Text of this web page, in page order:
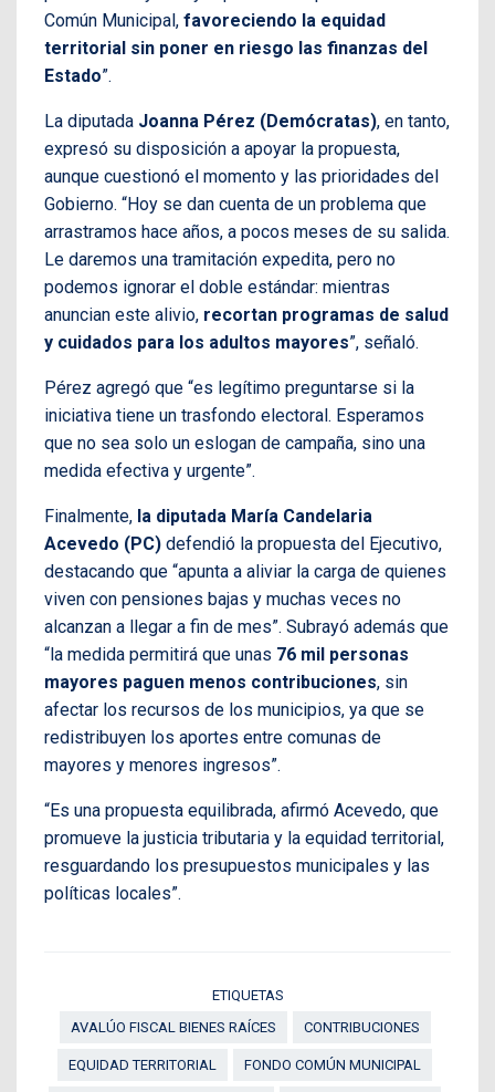
Común Municipal, favoreciendo la equidad
territorial sin poner en riesgo las finanzas del
Estado”.
La diputada Joanna Pérez (Demócratas), en tanto,
expresó su disposición a apoyar la propuesta,
aunque cuestionó el momento y las prioridades del
Gobierno. “Hoy se dan cuenta de un problema que
arrastramos hace años, a pocos meses de su salida.
Le daremos una tramitación expedita, pero no
podemos ignorar el doble estándar: mientras
anuncian este alivio, recortan programas de salud
y cuidados para los adultos mayores”, señaló.
Pérez agregó que “es legítimo preguntarse si la
iniciativa tiene un trasfondo electoral. Esperamos
que no sea solo un eslogan de campaña, sino una
medida efectiva y urgente”.
Finalmente, la diputada María Candelaria
Acevedo (PC) defendió la propuesta del Ejecutivo,
destacando que “apunta a aliviar la carga de quienes
viven con pensiones bajas y muchas veces no
alcanzan a llegar a fin de mes”. Subrayó además que
“la medida permitirá que unas 76 mil personas
mayores paguen menos contribuciones, sin
afectar los recursos de los municipios, ya que se
redistribuyen los aportes entre comunas de
mayores y menores ingresos”.
“Es una propuesta equilibrada, afirmó Acevedo, que
promueve la justicia tributaria y la equidad territorial,
resguardando los presupuestos municipales y las
políticas locales”.
ETIQUETAS
AVALÚO FISCAL BIENES RAÍCES
CONTRIBUCIONES
EQUIDAD TERRITORIAL FONDO COMÚN MUNICIPAL